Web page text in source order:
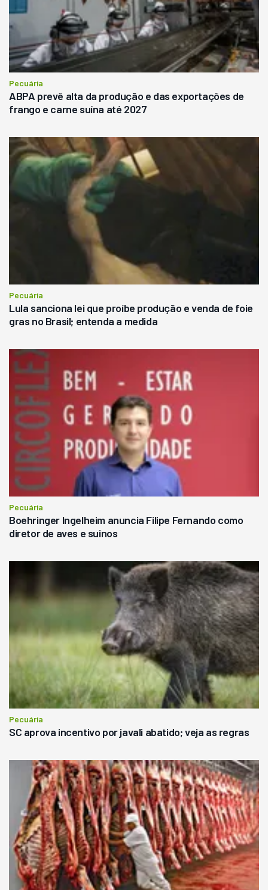
Pecuária
ABPA prevê alta da produção e das exportações de
frango e carne suína até 2027
Pecuária
Lula sanciona lei que proíbe produção e venda de foie
gras no Brasil; entenda a medida
Pecuária
Boehringer Ingelheim anuncia Filipe Fernando como
diretor de aves e suinos
Pecuária
SC aprova incentivo por javali abatido; veja as regras